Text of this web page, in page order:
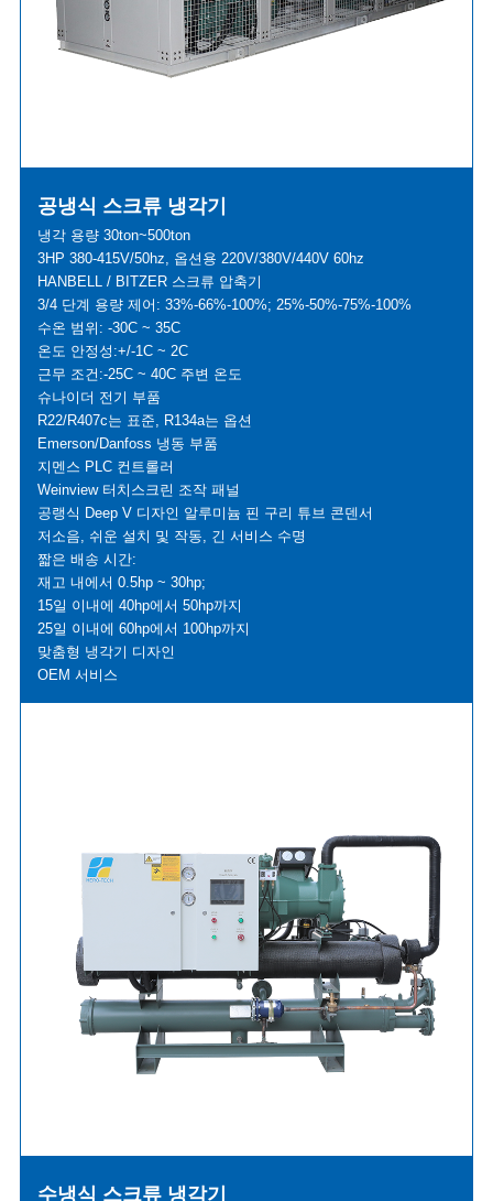
공냉식 스크류 냉각기
냉각 용량 30ton~500ton
3HP 380-415V/50hz, 옵션용 220V/380V/440V 60hz
HANBELL / BITZER 스크류 압축기
3/4 단계 용량 제어: 33%-66%-100%; 25%-50%-75%-100%
수온 범위: -30C ~ 35C
온도 안정성:+/-1C ~ 2C
근무 조건:-25C ~ 40C 주변 온도
슈나이더 전기 부품
R22/R407c는 표준, R134a는 옵션
Emerson/Danfoss 냉동 부품
지멘스 PLC 컨트롤러
Weinview 터치스크린 조작 패널
공랭식 Deep V 디자인 알루미늄 핀 구리 튜브 콘덴서
저소음, 쉬운 설치 및 작동, 긴 서비스 수명
짧은 배송 시간:
재고 내에서 0.5hp ~ 30hp;
15일 이내에 40hp에서 50hp까지
25일 이내에 60hp에서 100hp까지
맞춤형 냉각기 디자인
OEM 서비스
수냉식 스크류 냉각기